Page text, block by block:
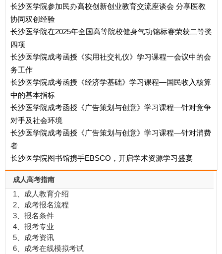
长沙医学院参加民办高校创新创业教育交流座谈会 分享医教
协同双创经验
长沙医学院在2025年全国高等院校健身气功锦标赛荣获二等奖
四项
长沙医学院成考函授《实用社交礼仪》学习课程一会议中的会
务工作
长沙医学院成考函授《经济学基础》学习课程—国民收入核算
中的基本指标
长沙医学院成考函授《广告策划与创意》学习课程—针对竞争
对手及社会环境
长沙医学院成考函授《广告策划与创意》学习课程—针对消费
者
长沙医学院图书馆携手EBSCO，开启学术资源学习盛宴
成人高考指南
1、成人教育介绍
2、成考报名流程
3、报名条件
4、报考专业
5、成考资讯
6、成考在线模拟考试